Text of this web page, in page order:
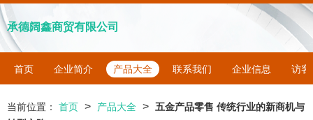
承德阔鑫商贸有限公司
首页 企业简介 产品大全 联系我们 企业信息 访客
当前位置： 首页 > 产品大全 > 五金产品零售 传统行业的新商机与